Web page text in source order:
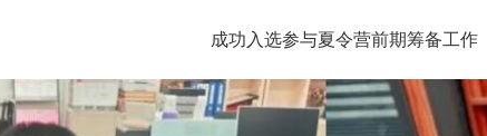
成功入选参与夏令营前期筹备工作